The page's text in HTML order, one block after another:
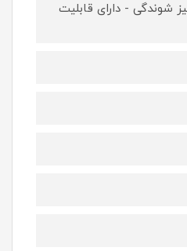
شوندگی - دارای قابلیت